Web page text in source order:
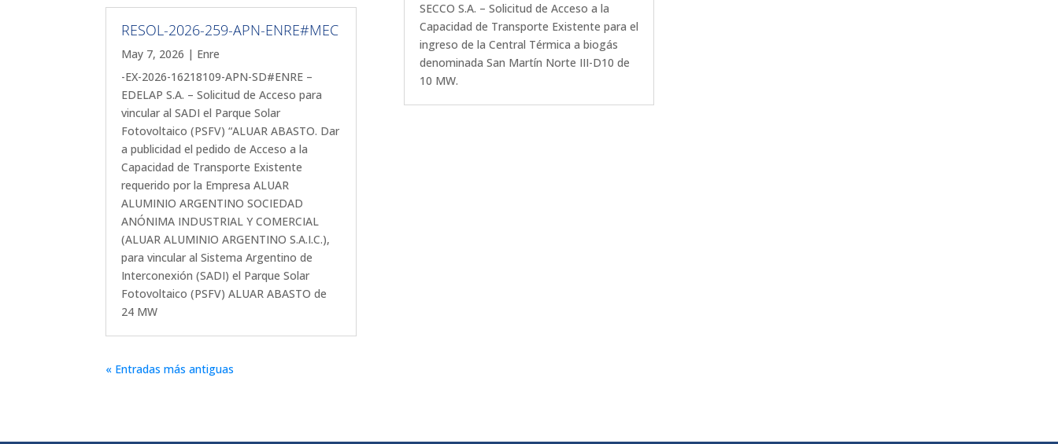
RESOL-2026-259-APN-ENRE#MEC
May 7, 2026 | Enre
-EX-2026-16218109-APN-SD#ENRE –
EDELAP S.A. – Solicitud de Acceso para
vincular al SADI el Parque Solar
Fotovoltaico (PSFV) “ALUAR ABASTO. Dar
a publicidad el pedido de Acceso a la
Capacidad de Transporte Existente
requerido por la Empresa ALUAR
ALUMINIO ARGENTINO SOCIEDAD
ANÓNIMA INDUSTRIAL Y COMERCIAL
(ALUAR ALUMINIO ARGENTINO S.A.I.C.),
para vincular al Sistema Argentino de
Interconexión (SADI) el Parque Solar
Fotovoltaico (PSFV) ALUAR ABASTO de
24 MW
SECCO S.A. – Solicitud de Acceso a la
Capacidad de Transporte Existente para el
ingreso de la Central Térmica a biogás
denominada San Martín Norte III-D10 de
10 MW.
« Entradas más antiguas